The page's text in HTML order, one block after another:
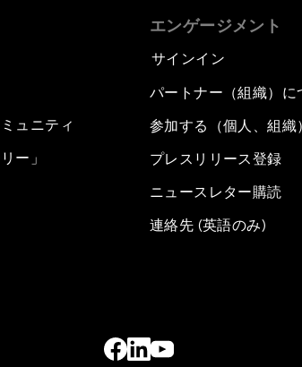
ュニティ
ー」
エンゲージメント
サインイン
パートナー（組織）に
参加する（個人、組織）
プレスリリース登録
ニュースレター購読
連絡先 (英語のみ)